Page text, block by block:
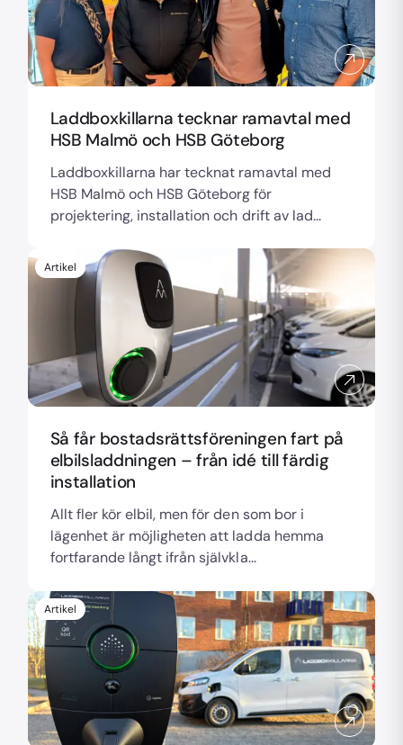
Laddboxkillarna tecknar ramavtal med
HSB Malmö och HSB Göteborg
Laddboxkillarna har tecknat ramavtal med
HSB Malmö och HSB Göteborg för
projektering, installation och drift av lad...
Artikel
Så får bostadsrättsföreningen fart på
elbilsladdningen – från idé till färdig
installation
Allt fler kör elbil, men för den som bor i
lägenhet är möjligheten att ladda hemma
fortfarande långt ifrån självkla...
Artikel